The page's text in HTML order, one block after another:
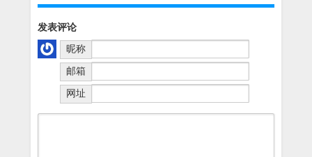
发表评论
昵称
邮箱
网址